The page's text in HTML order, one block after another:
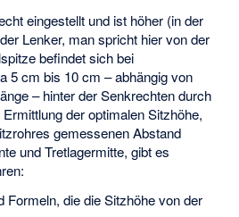
eingestellt und ist höher (in der
Lenker, man spricht hier von der
befindet sich bei
5 cm bis 10 cm – abhängig von
– hinter der Senkrechten durch
der optimalen Sitzhöhe,
gemessenen Abstand
und Tretlagermitte, gibt es
Formeln, die die Sitzhöhe von der